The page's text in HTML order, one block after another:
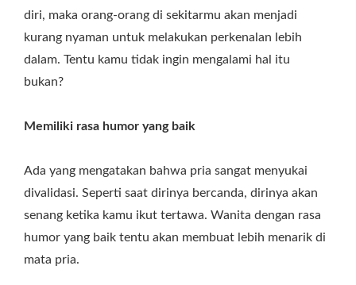
diri, maka orang-orang di sekitarmu akan menjadi
kurang nyaman untuk melakukan perkenalan lebih
dalam. Tentu kamu tidak ingin mengalami hal itu
bukan?
Memiliki rasa humor yang baik
Ada yang mengatakan bahwa pria sangat menyukai
divalidasi. Seperti saat dirinya bercanda, dirinya akan
senang ketika kamu ikut tertawa. Wanita dengan rasa
humor yang baik tentu akan membuat lebih menarik di
mata pria.